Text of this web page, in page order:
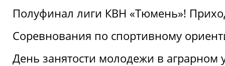
Полуфинал лиги КВН «Тюмень»!
Соревнования по спортивному
День занятости молодежи в аграрном